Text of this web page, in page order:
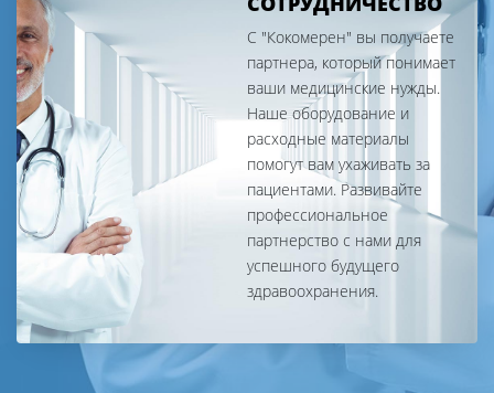
С "Кокомерен" вы получаете
партнера, который понимает
ваши медицинские нужды.
Наше оборудование и
расходные материалы
помогут вам ухаживать за
пациентами. Развивайте
профессиональное
партнерство с нами для
успешного будущего
здравоохранения.